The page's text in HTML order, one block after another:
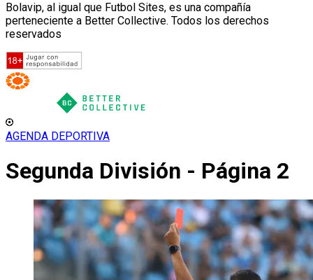
Bolavip, al igual que Futbol Sites, es una compañía
perteneciente a Better Collective. Todos los derechos
reservados
AGENDA DEPORTIVA
Segunda División - Página 2